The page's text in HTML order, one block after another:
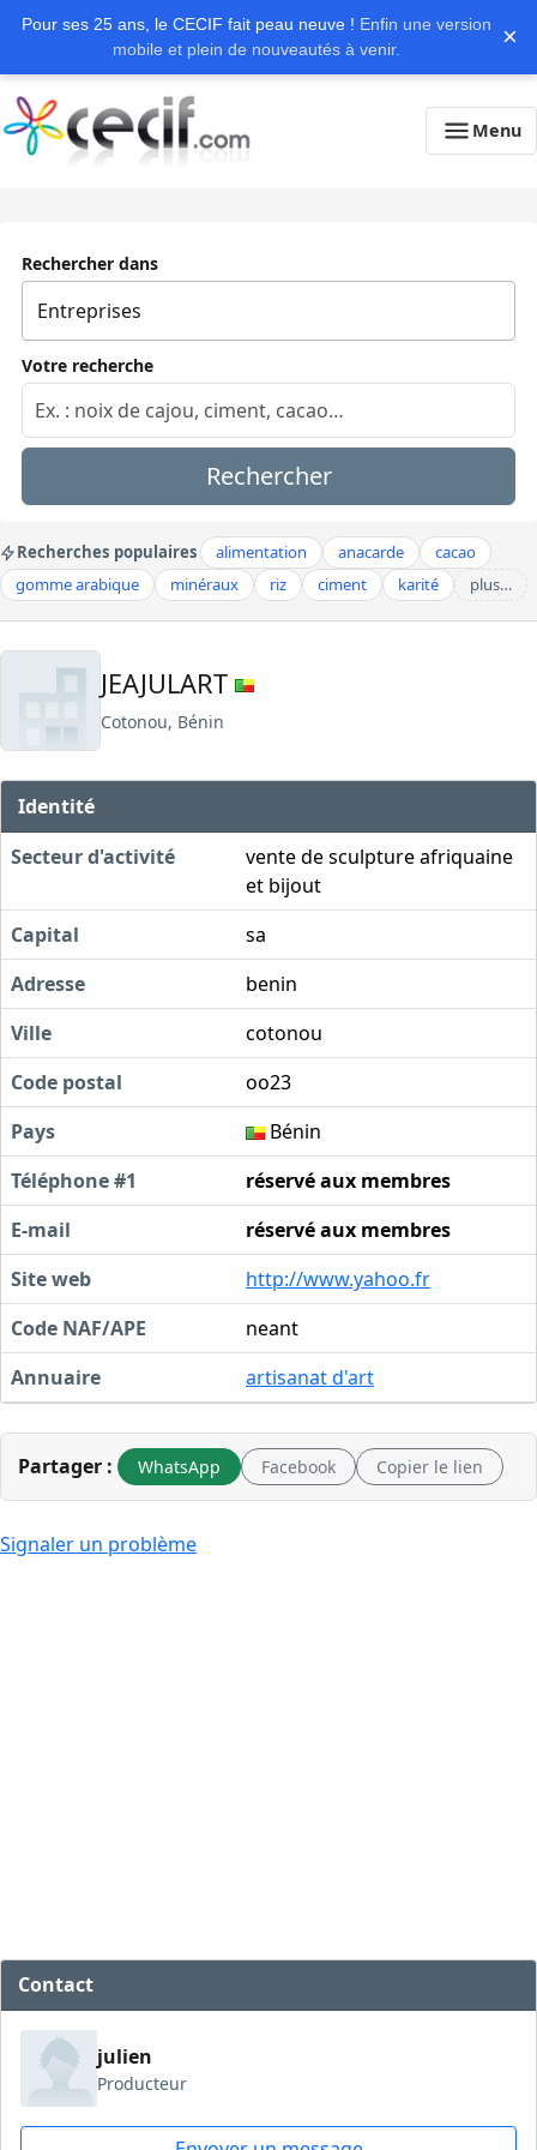
Pour ses 25 ans, le CECIF fait peau neuve ! Enfin une version
mobile et plein de nouveautés à venir.
×
Menu
Rechercher dans
Votre recherche
Rechercher
Recherches populaires alimentation anacarde
cacao
gomme arabique
minéraux riz ciment karité plus…
JEAJULART
Cotonou, Bénin
Identité
Secteur d'activité
vente de sculpture afriquaine
et bijout
Capital
sa
Adresse
benin
Ville
cotonou
Code postal
oo23
Pays
Bénin
Téléphone #1
réservé aux membres
E-mail
réservé aux membres
Site web
http://www.yahoo.fr
Code NAF/APE
neant
Annuaire
artisanat d'art
Partager : WhatsApp Facebook Copier le lien
Signaler un problème
Contact
julien
Producteur